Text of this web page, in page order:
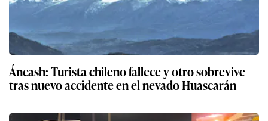
Áncash: Turista chileno fallece y otro sobrevive
tras nuevo accidente en el nevado Huascarán